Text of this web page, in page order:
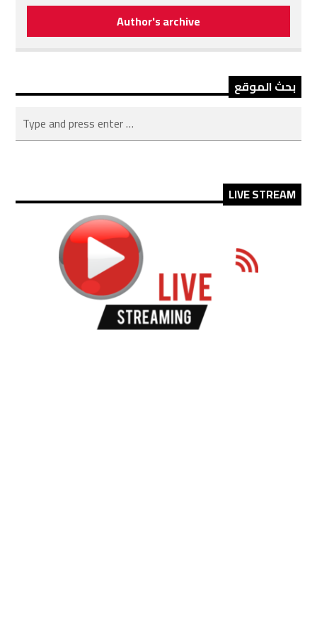
Author's archive
بحث الموقع
LIVE STREAM